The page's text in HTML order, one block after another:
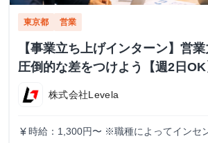
東京都 営業
【事業立ち上げインターン】営
圧倒的な差をつけよう【週2日OK
株式会社Levela
currency_yen 時給：1,300円〜 ※職種によってインセ